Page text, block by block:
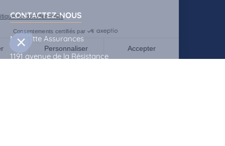
CONTACTEZ-NOUS
Mascotte Assurances
1191 avenue de la Résistance